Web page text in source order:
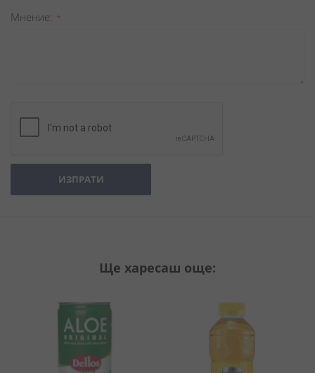
Мнение
ИЗПРАТИ
Ще харесаш още: